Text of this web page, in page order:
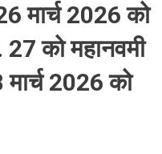
मार्च 2026 को
27 को महानवमी
2026 को